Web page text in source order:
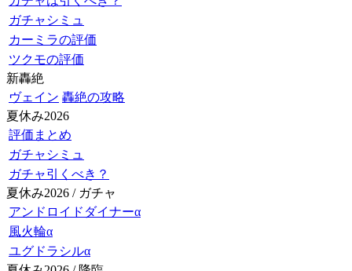
ガチャシミュ
カーミラの評価
ツクモの評価
新轟絶
ヴェイン 轟絶の攻略
夏休み2026
評価まとめ
ガチャシミュ
ガチャ引くべき？
夏休み2026 / ガチャ
アンドロイドダイナーα
風火輪α
ユグドラシルα